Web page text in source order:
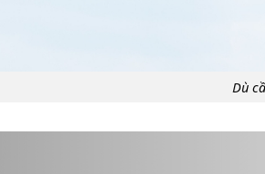
Dù